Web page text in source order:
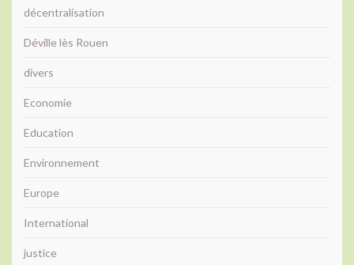
décentralisation
Déville lès Rouen
divers
Economie
Education
Environnement
Europe
International
justice